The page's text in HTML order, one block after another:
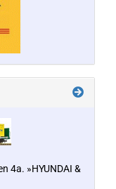
4a. »HYUNDAI &